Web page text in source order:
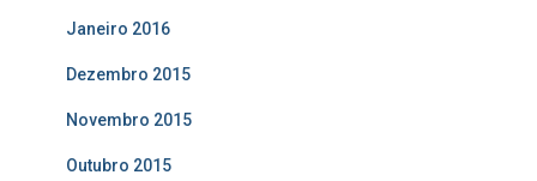
Janeiro 2016
Dezembro 2015
Novembro 2015
Outubro 2015